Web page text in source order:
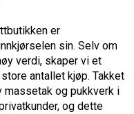
er
sin. Selv om
verdi, skaper vi et
antallet kjøp. Takket
og pukkverk i
og dette